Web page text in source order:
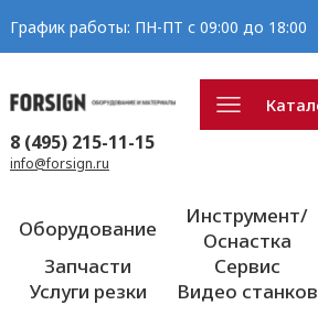
График работы: ПН-ПТ с 09:00 до 18:00
8 (495) 215-11-15
info@forsign.ru
Оборудование
Инструмент/
Оснастка
Запчасти
Сервис
Услуги резки
Видео станков